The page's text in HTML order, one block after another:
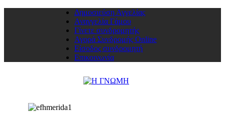
Δημοσιεύση Αγγελίας
Αναγγελία Γάμου
Γίνετε συνδρομητής
Αγορά Συνδρομής Online
Είσοδος συνδρομητή
Επικοινωνία